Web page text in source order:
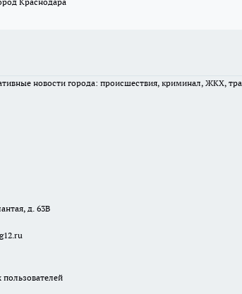
новости города: происшествия, криминал, ЖКХ,
д. 63В